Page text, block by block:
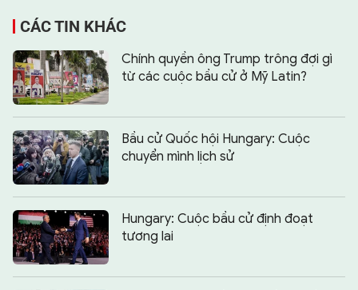
CÁC TIN KHÁC
Chính quyền ông Trump trông đợi gì
từ các cuộc bầu cử ở Mỹ Latin?
Bầu cử Quốc hội Hungary: Cuộc
chuyển mình lịch sử
Hungary: Cuộc bầu cử định đoạt
tương lai